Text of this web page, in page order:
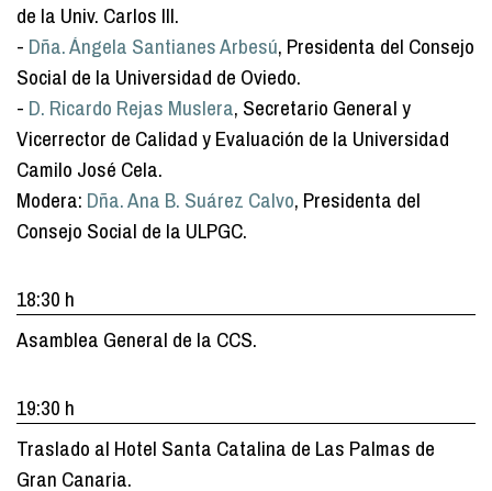
de la Univ. Carlos III.
- Dña. Ángela Santianes Arbesú, Presidenta del Consejo
Social de la Universidad de Oviedo.
- D. Ricardo Rejas Muslera, Secretario General y
Vicerrector de Calidad y Evaluación de la Universidad
Camilo José Cela.
Modera: Dña. Ana B. Suárez Calvo, Presidenta del
Consejo Social de la ULPGC.
18:30 h
Asamblea General de la CCS.
19:30 h
Traslado al Hotel Santa Catalina de Las Palmas de
Gran Canaria.